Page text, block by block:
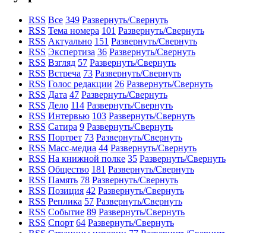
RSS Все 349 Развернуть/Свернуть
RSS Тема номера 101 Развернуть/Свернуть
RSS Актуально 151 Развернуть/Свернуть
RSS Экспертиза 36 Развернуть/Свернуть
RSS Взгляд 57 Развернуть/Свернуть
RSS Встреча 73 Развернуть/Свернуть
RSS Голос редакции 26 Развернуть/Свернуть
RSS Дата 47 Развернуть/Свернуть
RSS Дело 114 Развернуть/Свернуть
RSS Интервью 103 Развернуть/Свернуть
RSS Сатира 9 Развернуть/Свернуть
RSS Портрет 73 Развернуть/Свернуть
RSS Масс-медиа 44 Развернуть/Свернуть
RSS На книжной полке 35 Развернуть/Свернуть
RSS Общество 181 Развернуть/Свернуть
RSS Память 78 Развернуть/Свернуть
RSS Позиция 42 Развернуть/Свернуть
RSS Реплика 57 Развернуть/Свернуть
RSS Событие 89 Развернуть/Свернуть
RSS Спорт 64 Развернуть/Свернуть